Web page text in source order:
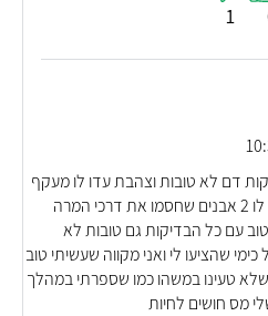
1
דם לא טובות וצהבת עדו לו מעקף
אחכ בבדיקה דרך הפה הוציאו לו 2 אבנים שחסמו את דרכי המרה
עם כל הבדיקות גם טובות לא
שהציעו לי ואני מקווה שעשיתי טוב
טעינו במשהו כמו שספרתי במהלך
מס חושים לחיות